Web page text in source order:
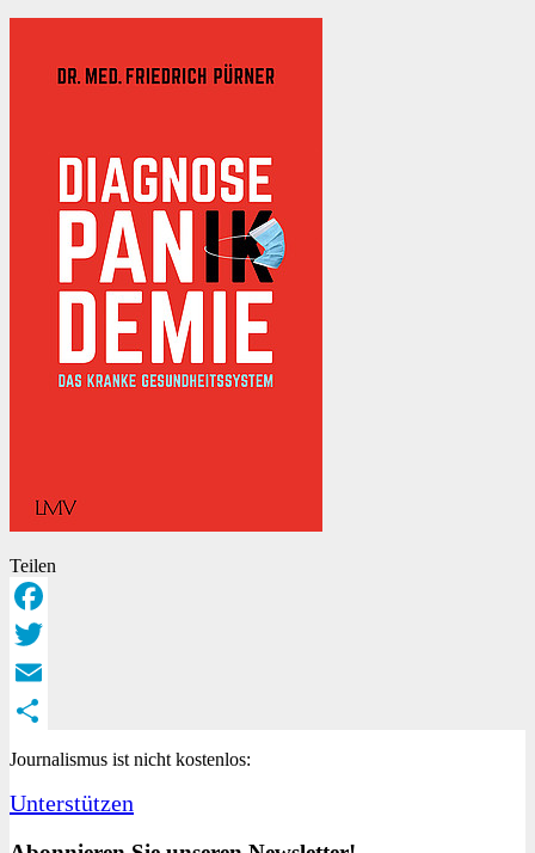
Teilen
Facebook
Twitter
Email
Teilen
Journalismus ist nicht kostenlos:
Unterstützen